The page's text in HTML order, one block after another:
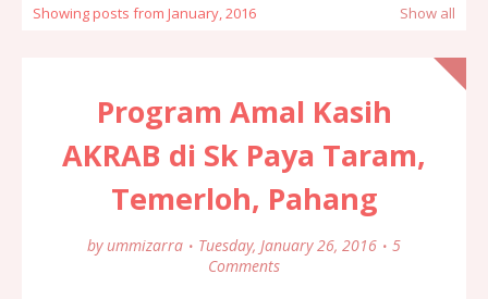
Showing posts from January, 2016 Show all
Program Amal Kasih
AKRAB di Sk Paya Taram,
Temerloh, Pahang
by ummizarra Tuesday, January 26, 2016
5
Comments